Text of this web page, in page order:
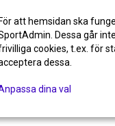
2014-10-
För att hemsidan ska
Dessa går
cookies, t.ex. för
dessa.
dina val